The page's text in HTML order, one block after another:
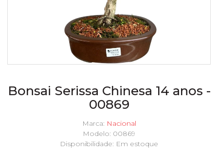
Bonsai Serissa Chinesa 14 anos -
00869
Marca: Nacional
Modelo: 00869
Disponibilidade: Em estoque